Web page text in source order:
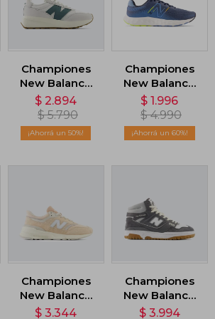
Championes
New Balance
370 - Blanco
$ 2.894
$ 5.790
50
Championes
New Balance
520 - Azul
$ 1.996
$ 4.990
60
Championes
New Balance
997 - Rosa
$ 3.344
Championes
New Balance
650 - Gris
$ 3.994